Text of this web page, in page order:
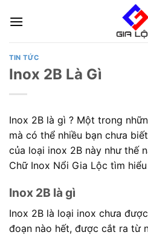
TIN TỨC
Inox 2B Là Gì
Inox 2B là gì ? Một trong
mà có thể nhiều bạn chưa
của loại inox 2B này như thế
Chữ Inox Nổi Gia Lộc tìm
Inox 2B là gì
Inox 2B là loại inox chưa
đoạn nào hết, được cắt ra từ